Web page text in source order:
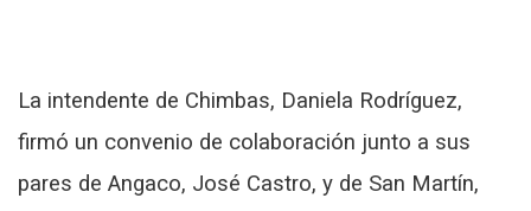
La intendente de Chimbas, Daniela Rodríguez,
firmó un convenio de colaboración junto a sus
pares de Angaco, José Castro, y de San Martín,